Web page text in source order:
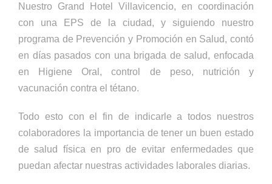
Nuestro Grand Hotel Villavicencio, en coordinación
con una EPS de la ciudad, y siguiendo nuestro
programa de Prevención y Promoción en Salud, contó
en días pasados con una brigada de salud, enfocada
en Higiene Oral, control de peso, nutrición y
vacunación contra el tétano.
Todo esto con el fin de indicarle a todos nuestros
colaboradores la importancia de tener un buen estado
de salud física en pro de evitar enfermedades que
puedan afectar nuestras actividades laborales diarias.